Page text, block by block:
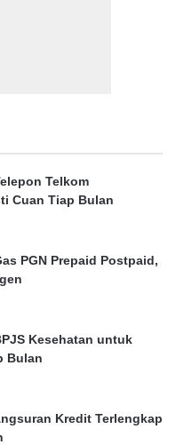
Telkom
Cuan Tiap Bulan
PGN Prepaid Postpaid,
Kesehatan untuk
Bulan
Kredit Terlengkap